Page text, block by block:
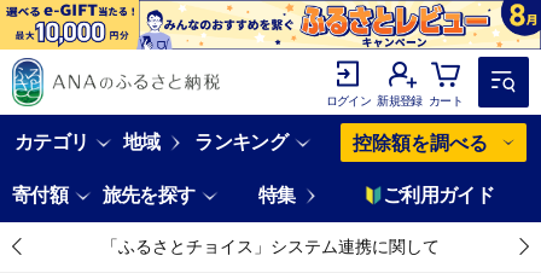
ログイン 新規登録 カート
カテゴリ 地域 ランキング 控除額を調べる
寄付額 旅先を探す 特集 ご利用ガイド
「ふるさとチョイス」システム連携に関して